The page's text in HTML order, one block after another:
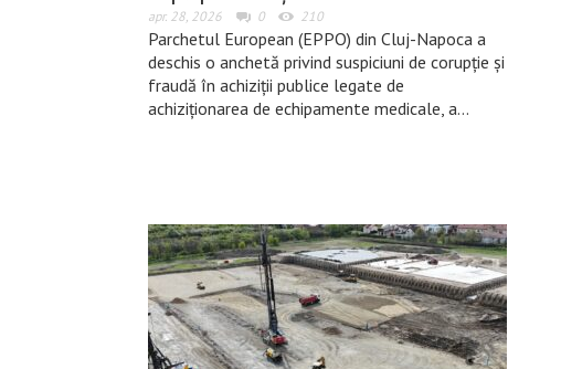
apr. 28, 2026 0 210
Parchetul European (EPPO) din Cluj-Napoca a
deschis o anchetă privind suspiciuni de corupție și
fraudă în achiziții publice legate de
achiziționarea de echipamente medicale, a…